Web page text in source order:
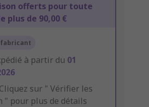
offerts pour toute
plus de 90,00 €
à partir du 01
Cliquez sur " Vérifier les
" pour plus de détails